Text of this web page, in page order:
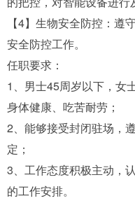
【4】生物安全防控：遵
安全防控工作。
任职要求：
1、男士45周岁以下，女
身体健康、吃苦耐劳；
2、能够接受封闭驻场，
定；
3、工作态度积极主动，
的工作安排。